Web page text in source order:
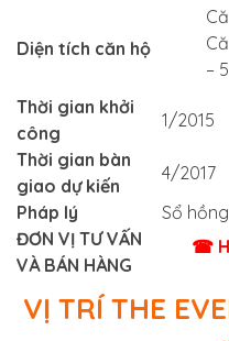
Diện tích căn hộ
–
Thời gian khởi
công
1/2015
Thời gian bàn
giao dự kiến
4/2017
Pháp lý
Sổ
ĐƠN VỊ TƯ VẤN
VÀ BÁN HÀNG
☎
VỊ TRÍ THE